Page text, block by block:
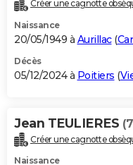
Créer une cagnotte
Naissance
20/05/1949 à Aurillac(
Décès
05/12/2024 à Poitiers (
Jean TEULIERES
Créer une cagnotte
Naissance